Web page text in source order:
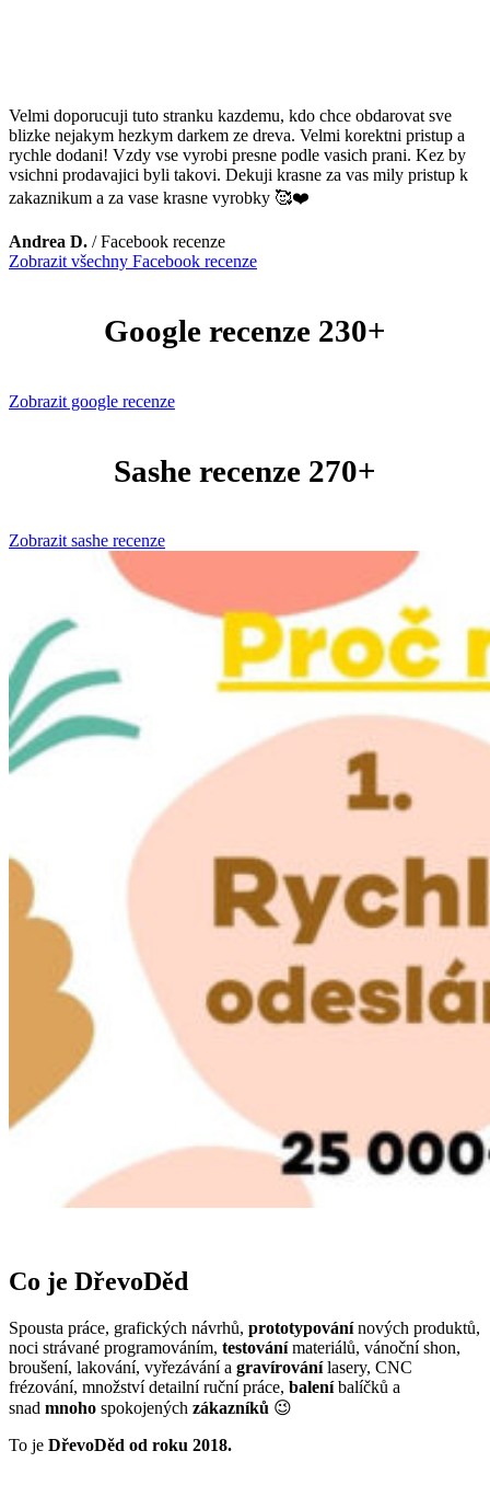
Velmi doporucuji tuto stranku kazdemu, kdo chce obdarovat sve
blizke nejakym hezkym darkem ze dreva. Velmi korektni pristup a
rychle dodani! Vzdy vse vyrobi presne podle vasich prani. Kez by
vsichni prodavajici byli takovi. Dekuji krasne za vas mily pristup k
zakaznikum a za vase krasne vyrobky 🥰❤️
Andrea D. /Facebook recenze
Zobrazit všechny Facebook recenze
Google recenze 230+
Zobrazit google recenze
Sashe recenze 270+
Zobrazit sashe recenze
Co je DřevoDěd
Spousta práce, grafických návrhů, prototypovánínových produktů,
noci strávané programováním, testovánímateriálů, vánoční shon,
broušení, lakování, vyřezávání a gravírovánílasery, CNC
frézování, množství detailní ruční práce, baleníbalíčků a
snad mnoho spokojených zákazníků 😉
To je DřevoDěd od roku 2018.